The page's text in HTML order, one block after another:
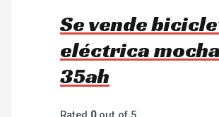
Se vende
eléctrica
35ah